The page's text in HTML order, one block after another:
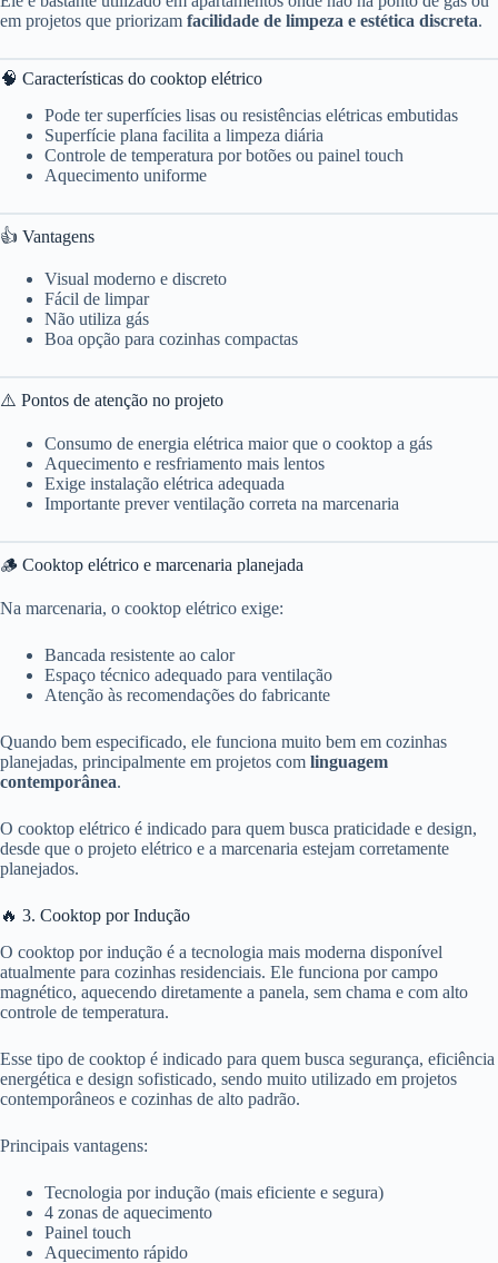
em projetos que priorizam facilidade de limpeza e estética discreta.
🧠 Características do cooktop elétrico
Pode ter superfícies lisas ou resistências elétricas embutidas
Superfície plana facilita a limpeza diária
Controle de temperatura por botões ou painel touch
Aquecimento uniforme
👍 Vantagens
Visual moderno e discreto
Fácil de limpar
Não utiliza gás
Boa opção para cozinhas compactas
⚠️ Pontos de atenção no projeto
Consumo de energia elétrica maior que o cooktop a gás
Aquecimento e resfriamento mais lentos
Exige instalação elétrica adequada
Importante prever ventilação correta na marcenaria
🪵 Cooktop elétrico e marcenaria planejada
Na marcenaria, o cooktop elétrico exige:
Bancada resistente ao calor
Espaço técnico adequado para ventilação
Atenção às recomendações do fabricante
Quando bem especificado, ele funciona muito bem em cozinhas
planejadas, principalmente em projetos com linguagem
contemporânea.
O cooktop elétrico é indicado para quem busca praticidade e design,
desde que o projeto elétrico e a marcenaria estejam corretamente
planejados.
🔥 3. Cooktop por Indução
O cooktop por indução é a tecnologia mais moderna disponível
atualmente para cozinhas residenciais. Ele funciona por campo
magnético, aquecendo diretamente a panela, sem chama e com alto
controle de temperatura.
Esse tipo de cooktop é indicado para quem busca segurança, eficiência
energética e design sofisticado, sendo muito utilizado em projetos
contemporâneos e cozinhas de alto padrão.
Principais vantagens:
Tecnologia por indução (mais eficiente e segura)
4 zonas de aquecimento
Painel touch
Aquecimento rápido